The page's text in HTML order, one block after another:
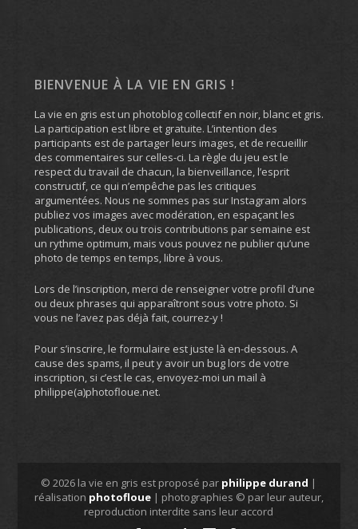
BIENVENUE À LA VIE EN GRIS !
La vie en gris est un photoblog collectif en noir, blanc et gris.
La participation est libre et gratuite. L’intention des
participants est de partager leurs images, et de recueillir
des commentaires sur celles-ci. La règle du jeu est le
respect du travail de chacun, la bienveillance, l’esprit
constructif, ce qui n’empêche pas les critiques
argumentées. Nous ne sommes pas sur Instagram alors
publiez vos images avec modération, en espaçant les
publications, deux ou trois contributions par semaine est
un rythme optimum, mais vous pouvez ne publier qu’une
photo de temps en temps, libre à vous.
Lors de l’inscription, merci de renseigner votre profil d’une
ou deux phrases qui apparaîtront sous votre photo. Si
vous ne l’avez pas déjà fait, courrez-y !
Pour s’inscrire, le formulaire est juste là en-dessous. A
cause des spams, il peut y avoir un bug lors de votre
inscription, si c’est le cas, envoyez-moi un mail à
philippe(a)photofloue.net.
© 2026 la vie en gris est proposé par philippe durand |
réalisation photofloue| photographies © par leur auteur,
reproduction interdite sans leur accord